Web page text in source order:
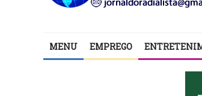
MENU EMPREGO